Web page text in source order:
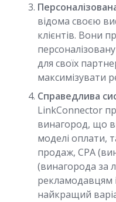
відома своєю
клієнтів. Вони
для своїх
максимізувати
Справедлива
LinkConnector
винагород, що
моделі оплати,
продаж, CPA
(винагорода за
рекламодавцям
найкращий